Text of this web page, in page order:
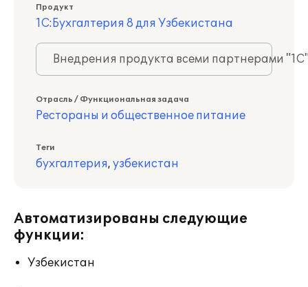
Продукт
1С:Бухгалтерия 8 для Узбекистана
Внедрения продукта всеми партнерами
Отрасль / Функциональная задача
Рестораны и общественное питание
Теги
бухгалтерия, узбекистан
Автоматизированы следующие
функции:
Узбекистан